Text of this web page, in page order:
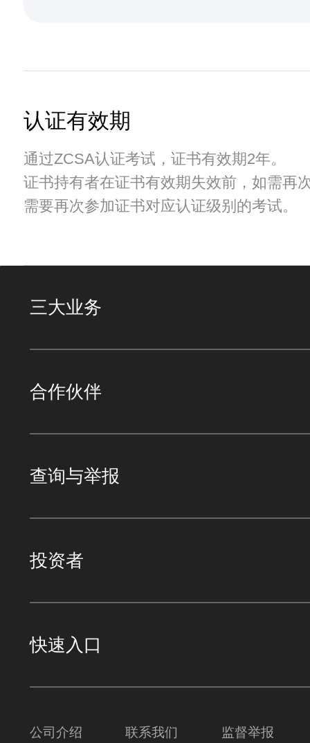
认证有效期
通过ZCSA认证考试，证书有效期2年。
证书持有者在证书有效期失效前，如需再
需要再次参加证书对应认证级别的考试。
三大业务
合作伙伴
查询与举报
投资者
快速入口
公司介绍 联系我们
监督举报